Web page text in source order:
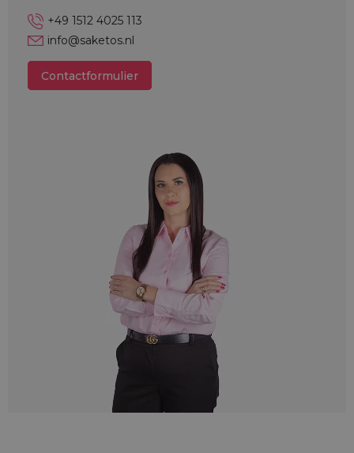
+49 1512 4025 113
info@saketos.nl
Contactformulier